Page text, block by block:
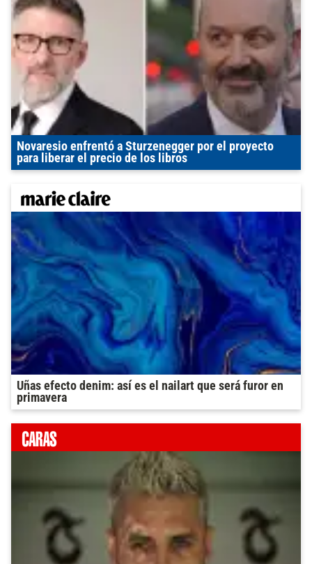
Novaresio enfrentó a Sturzenegger por el proyecto
para liberar el precio de los libros
Uñas efecto denim: así es el nailart que será furor en
primavera